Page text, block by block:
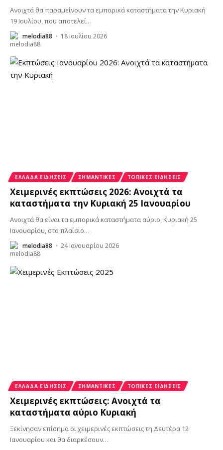
Ανοιχτά θα παραμείνουν τα εμπορικά καταστήματα την Κυριακή
19 Ιουλίου, που αποτελεί…
melodia88 18 Ιουλίου 2026
ΕΛΛΆΔΑ ΕΙΔΉΣΕΙΣ ΣΗΜΑΝΤΙΚΈΣ ΤΟΠΙΚΈΣ ΕΙΔΉΣΕΙΣ
Χειμερινές εκπτώσεις 2026: Ανοιχτά τα
καταστήματα την Κυριακή 25 Ιανουαρίου
Ανοιχτά θα είναι τα εμπορικά καταστήματα αύριο, Κυριακή 25
Ιανουαρίου, στο πλαίσιο…
melodia88 24 Ιανουαρίου 2026
ΕΛΛΆΔΑ ΕΙΔΉΣΕΙΣ ΣΗΜΑΝΤΙΚΈΣ ΤΟΠΙΚΈΣ ΕΙΔΉΣΕΙΣ
Χειμερινές εκπτώσεις: Ανοιχτά τα
καταστήματα αύριο Κυριακή
Ξεκίνησαν επίσημα οι χειμερινές εκπτώσεις τη Δευτέρα 12
Ιανουαρίου και θα διαρκέσουν…